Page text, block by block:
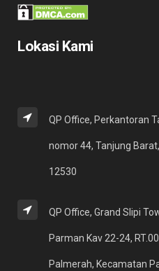
Lokasi Kami
QP Office, Perkantoran
nomor 44, Tanjung
12530
QP Office, Grand Slipi
Parman Kav 22-24,
Palmerah, Kecamatan